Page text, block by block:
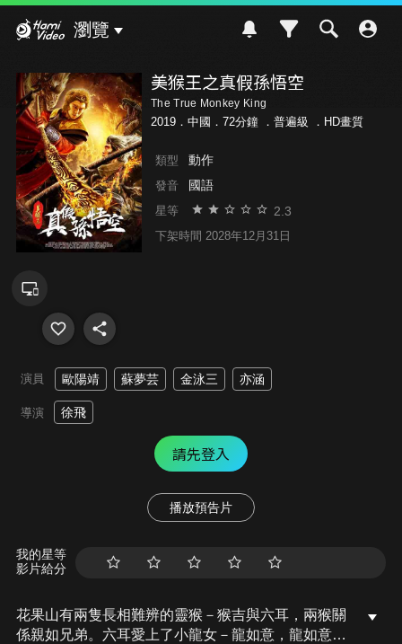
瀏覽
美猴王之真假孫悟空
The True Monkey King
2019．中國．72分鐘 ． 普遍級 ．HD畫質
類型 動作
發音 國語
星等 2.3
下架時間 2028年12月31日
演員 歐陽靖 蘇夢芸 金泳三 亦涵
導演 徐飛
請先登入
播放預告片
我的星等
影片給分
花果山有兩隻長相難辨的靈猴－猴吉與六耳，兩猴關
係親如兄弟。六耳愛上了小龍女－龍如意，龍如意卻